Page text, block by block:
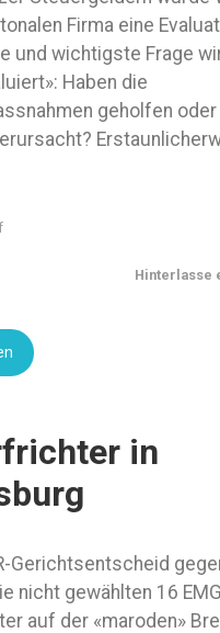
Firma eine
und wichtigste Frage
Haben die
geholfen
Hinterlasse
in
Gerichtsentscheid
nicht gewählten 16
auf der «maroden»